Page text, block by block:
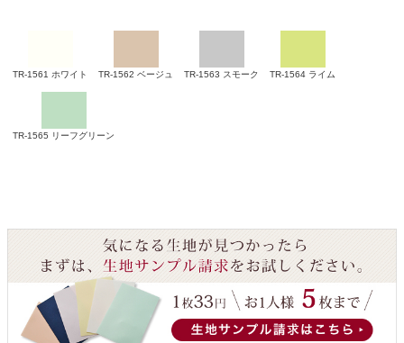
TR-1561 ホワイト TR-1562 ベージュ TR-1563 スモーク TR-1564 ライム
TR-1565 リーフグリーン